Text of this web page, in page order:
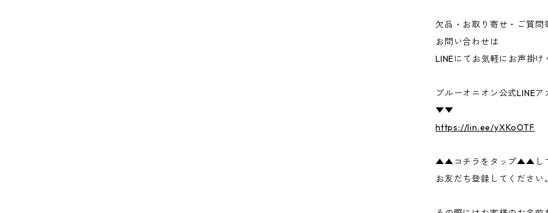
欠品・お取り寄せ・ご質問
お問い合わせは
LINEにてお気軽にお声掛け
ブルーオニオン公式LINEア
▼▼
https://lin.ee/yXKoOTF
▲▲コチラをタップ▲▲し
お友だち登録してください